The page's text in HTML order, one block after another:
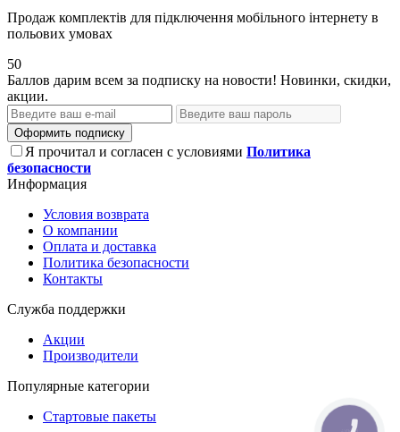
Продаж комплектів для підключення мобільного інтернету в
польових умовах
50
Баллов дарим всем за подписку на новости! Новинки, скидки,
акции.
Оформить подписку
Я прочитал и согласен с условиями Политика
безопасности
Информация
Условия возврата
О компании
Оплата и доставка
Политика безопасности
Контакты
Служба поддержки
Акции
Производители
Популярные категории
Стартовые пакеты